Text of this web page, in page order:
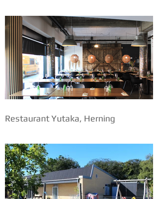
Restaurant Yutaka, Herning